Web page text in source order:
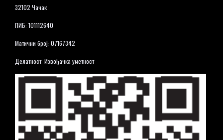
32102 Чачак
ПИБ: 101112640
Матични број: 07167342
Делатност: Извођачка уметност